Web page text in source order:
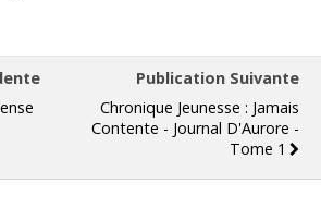
Publication Suivante
Chronique Jeunesse : Jamais
Contente - Journal D'Aurore -
Tome 1